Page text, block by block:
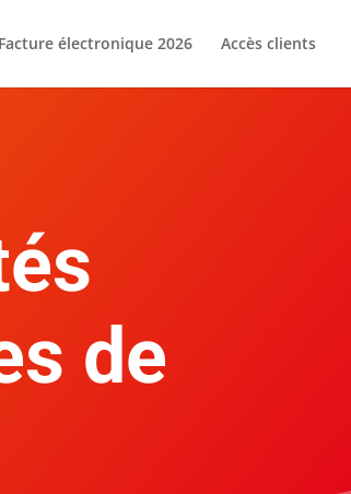
Facture électronique 2026 Accès clients
de